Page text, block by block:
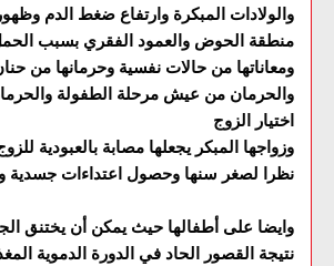
والولادات المبكرة وارتفاع ضغط الدم
منطقة الحوض والعمود الفقري بسبب
ومعاناتها من حالات نفسية وحرمانها من
والحرمان من عيش مرحلة الطفولة
اختيار الزوج
وزواجها المبكر يجعلها مصابة بالعبودية
نظرا لصغر سنها وحصول اعتداءات جسدية
وايضا على أطفالها حيث يمكن أن يختنق
نتيجة القصور الحاد في الدورة الدموية